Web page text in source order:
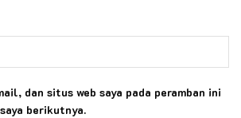
dan situs web saya pada peramban ini
berikutnya.